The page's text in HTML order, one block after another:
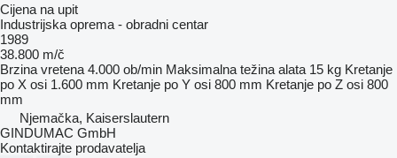
Cijena na upit
Industrijska oprema - obradni centar
1989
38.800 m/č
Brzina vretena 4.000 ob/min Maksimalna težina alata 15 kg Kretanje
po X osi 1.600 mm Kretanje po Y osi 800 mm Kretanje po Z osi 800
mm
Njemačka, Kaiserslautern
GINDUMAC GmbH
Kontaktirajte prodavatelja